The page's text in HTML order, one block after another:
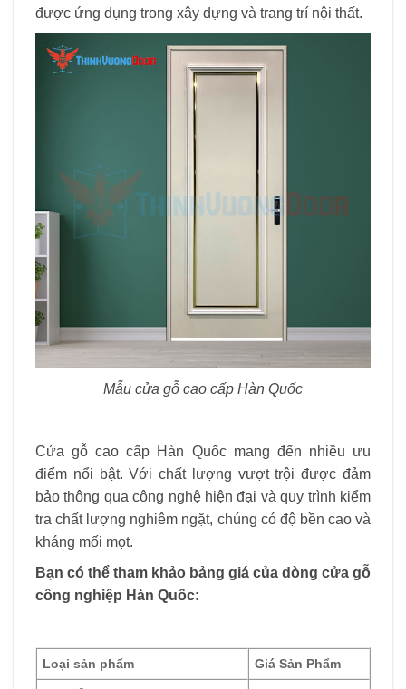
được ứng dụng trong xây dựng và trang trí nội thất.
Mẫu cửa gỗ cao cấp Hàn Quốc
Cửa gỗ cao cấp Hàn Quốc mang đến nhiều ưu
điểm nổi bật. Với chất lượng vượt trội được đảm
bảo thông qua công nghệ hiện đại và quy trình kiểm
tra chất lượng nghiêm ngặt, chúng có độ bền cao và
kháng mối mọt.
Bạn có thể tham khảo bảng giá của dòng cửa gỗ
công nghiệp Hàn Quốc:
Loại sản phẩm Giá Sản Phẩm